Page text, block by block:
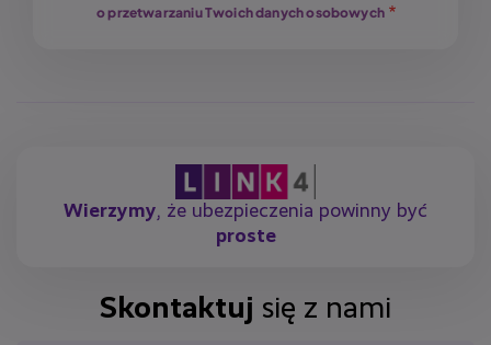
o przetwarzaniu Twoich danych osobowych
Wierzymy, że ubezpieczenia powinny być
proste
Skontaktuj się z nami